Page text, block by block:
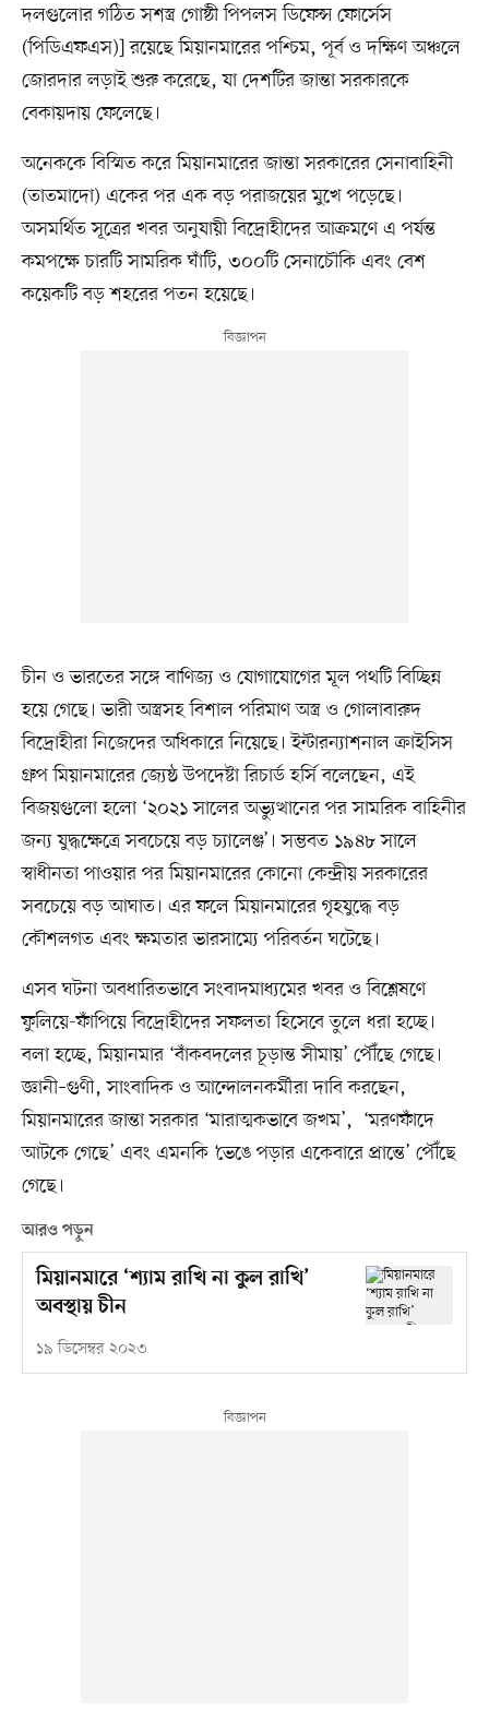
দলগুলোর গঠিত সশস্ত্র গোষ্ঠী পিপলস ডিফেন্স ফোর্সেস
(পিডিএফএস)] রয়েছে মিয়ানমারের পশ্চিম, পূর্ব ও দক্ষিণ অঞ্চলে
জোরদার লড়াই শুরু করেছে, যা দেশটির জান্তা সরকারকে
বেকায়দায় ফেলেছে।
অনেককে বিস্মিত করে মিয়ানমারের জান্তা সরকারের সেনাবাহিনী
(তাতমাদো) একের পর এক বড় পরাজয়ের মুখে পড়েছে।
অসমর্থিত সূত্রের খবর অনুযায়ী বিদ্রোহীদের আক্রমণে এ পর্যন্ত
কমপক্ষে চারটি সামরিক ঘাঁটি, ৩০০টি সেনাচৌকি এবং বেশ
কয়েকটি বড় শহরের পতন হয়েছে।
চীন ও ভারতের সঙ্গে বাণিজ্য ও যোগাযোগের মূল পথটি বিচ্ছিন্ন
হয়ে গেছে। ভারী অস্ত্রসহ বিশাল পরিমাণ অস্ত্র ও গোলাবারুদ
বিদ্রোহীরা নিজেদের অধিকারে নিয়েছে। ইন্টারন্যাশনাল ক্রাইসিস
গ্রুপ মিয়ানমারের জ্যেষ্ঠ উপদেষ্টা রিচার্ড হর্সি বলেছেন, এই
বিজয়গুলো হলো ‘২০২১ সালের অভ্যুত্থানের পর সামরিক বাহিনীর
জন্য যুদ্ধক্ষেত্রে সবচেয়ে বড় চ্যালেঞ্জ’। সম্ভবত ১৯৪৮ সালে
স্বাধীনতা পাওয়ার পর মিয়ানমারের কোনো কেন্দ্রীয় সরকারের
সবচেয়ে বড় আঘাত। এর ফলে মিয়ানমারের গৃহযুদ্ধে বড়
কৌশলগত এবং ক্ষমতার ভারসাম্যে পরিবর্তন ঘটেছে।
এসব ঘটনা অবধারিতভাবে সংবাদমাধ্যমের খবর ও বিশ্লেষণে
ফুলিয়ে-ফাঁপিয়ে বিদ্রোহীদের সফলতা হিসেবে তুলে ধরা হচ্ছে।
বলা হচ্ছে, মিয়ানমার ‘বাঁকবদলের চূড়ান্ত সীমায়’ পৌঁছে গেছে।
জ্ঞানী–গুণী, সাংবাদিক ও আন্দোলনকর্মীরা দাবি করছেন,
মিয়ানমারের জান্তা সরকার ‘মারাত্মকভাবে জখম’, ‘মরণফাঁদে
আটকে গেছে’ এবং এমনকি ‘ভেঙে পড়ার একেবারে প্রান্তে’ পৌঁছে
গেছে।
আরও পড়ুন
মিয়ানমারে ‘শ্যাম রাখি না কুল রাখি’
অবস্থায় চীন
১৯ ডিসেম্বর ২০২৩